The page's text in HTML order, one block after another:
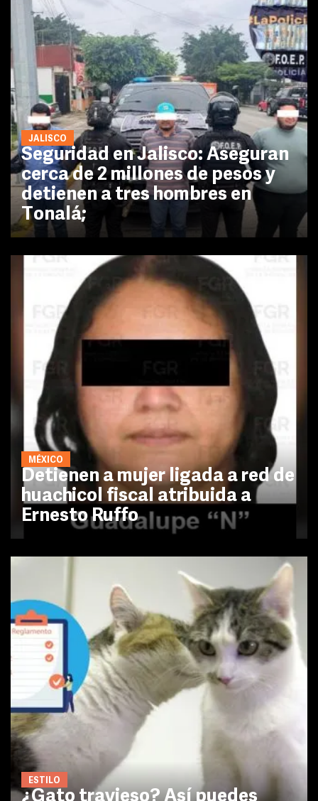
JALISCO
Seguridad en Jalisco: Aseguran
cerca de 2 millones de pesos y
detienen a tres hombres en
Tonalá;
MÉXICO
Detienen a mujer ligada a red de
huachicol fiscal atribuida a
Ernesto Ruffo
ESTILO
¿Gato travieso? Así puedes